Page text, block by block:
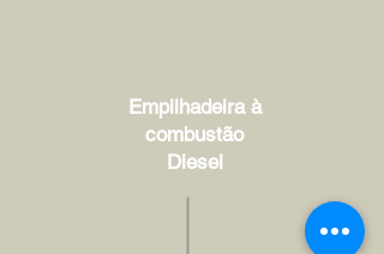
Empilhadeira à
combustão
Diesel